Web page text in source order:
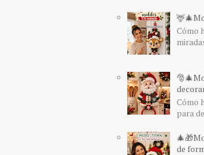
Cómo
Cómo
para
de